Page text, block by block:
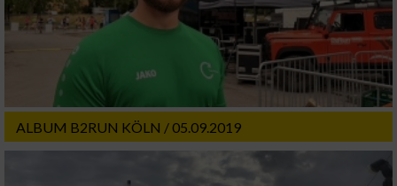
ALBUM B2RUN KÖLN / 05.09.2019